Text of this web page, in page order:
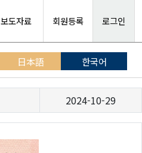
보도자료 회원등록 로그인
日本語 한국어
2024-10-29